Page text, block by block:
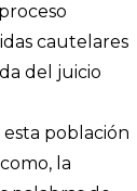
cautelares
del juicio
población
la